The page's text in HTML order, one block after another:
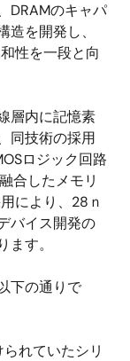
DRAMのキャパ
を開発し、
性を一段と向
層内に記憶素
同技術の採用
ロジック回路
合したメモリ
により、28ｎ
バイス開発の
す。
下の通りで
られていたシリ